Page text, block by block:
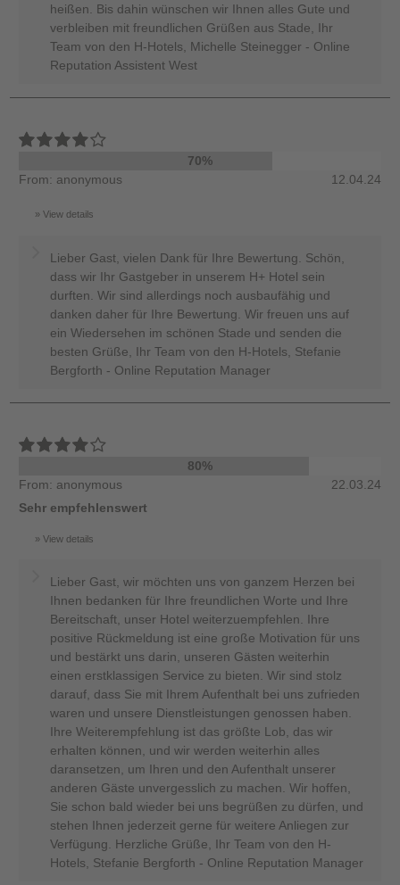
heißen. Bis dahin wünschen wir Ihnen alles Gute und
verbleiben mit freundlichen Grüßen aus Stade, Ihr
Team von den H-Hotels, Michelle Steinegger - Online
Reputation Assistent West
70%
From: anonymous
12.04.24
View details
Lieber Gast, vielen Dank für Ihre Bewertung. Schön,
dass wir Ihr Gastgeber in unserem H+ Hotel sein
durften. Wir sind allerdings noch ausbaufähig und
danken daher für Ihre Bewertung. Wir freuen uns auf
ein Wiedersehen im schönen Stade und senden die
besten Grüße, Ihr Team von den H-Hotels, Stefanie
Bergforth - Online Reputation Manager
80%
From: anonymous
22.03.24
Sehr empfehlenswert
View details
Lieber Gast, wir möchten uns von ganzem Herzen bei
Ihnen bedanken für Ihre freundlichen Worte und Ihre
Bereitschaft, unser Hotel weiterzuempfehlen. Ihre
positive Rückmeldung ist eine große Motivation für uns
und bestärkt uns darin, unseren Gästen weiterhin
einen erstklassigen Service zu bieten. Wir sind stolz
darauf, dass Sie mit Ihrem Aufenthalt bei uns zufrieden
waren und unsere Dienstleistungen genossen haben.
Ihre Weiterempfehlung ist das größte Lob, das wir
erhalten können, und wir werden weiterhin alles
daransetzen, um Ihren und den Aufenthalt unserer
anderen Gäste unvergesslich zu machen. Wir hoffen,
Sie schon bald wieder bei uns begrüßen zu dürfen, und
stehen Ihnen jederzeit gerne für weitere Anliegen zur
Verfügung. Herzliche Grüße, Ihr Team von den H-
Hotels, Stefanie Bergforth - Online Reputation Manager